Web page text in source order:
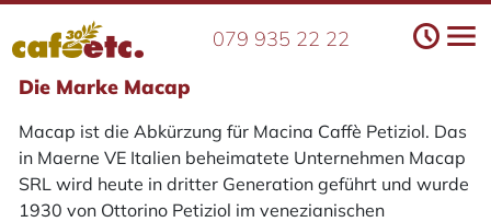
079 935 22 22
Die Marke Macap
Macap ist die Abkürzung für Macina Caffè Petiziol. Das
in Maerne VE Italien beheimatete Unternehmen Macap
SRL wird heute in dritter Generation geführt und wurde
1930 von Ottorino Petiziol im venezianischen